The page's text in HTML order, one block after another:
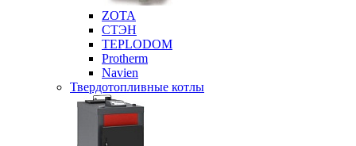
ZOTA
СТЭН
TEPLODOM
Protherm
Navien
Твердотопливные котлы